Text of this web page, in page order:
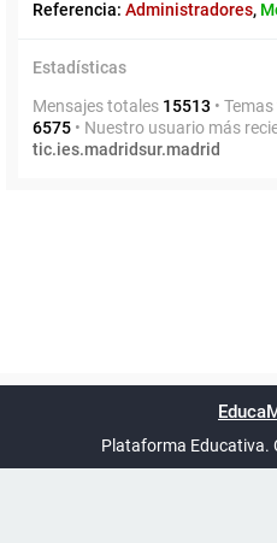
Referencia: Administradores,
Estadísticas
Mensajes totales 15513 •
6575 • Nuestro usuario más
tic.ies.madridsur.madrid
UTC+02:00
phpBB
Plataforma Educativa.